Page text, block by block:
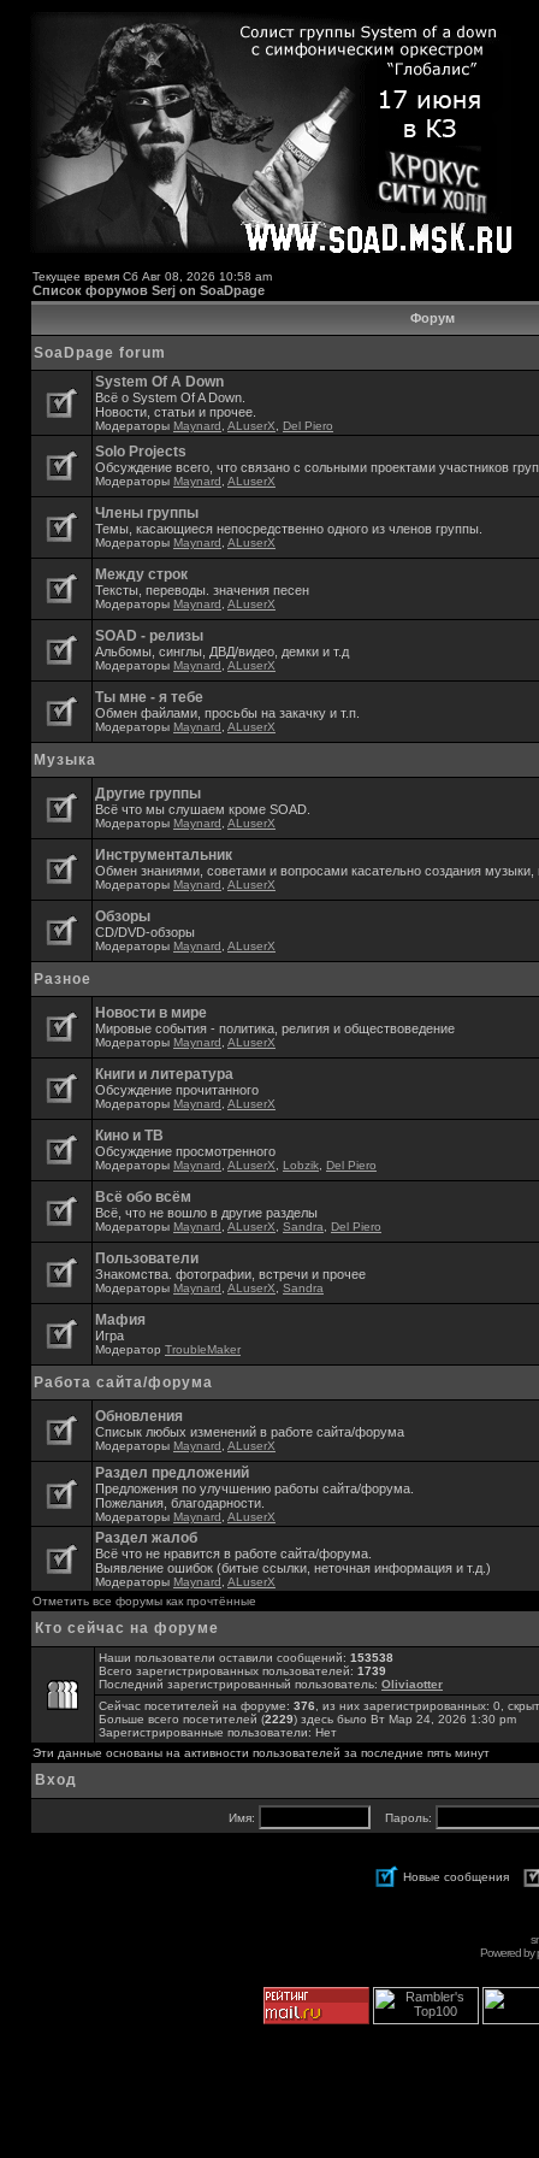
Текущее время Сб Авг 08, 2026 10:58 am
Список форумов Serj on SoaDpage
Форум
SoaDpage forum
System Of A Down
Всё о System Of A Down.
Новости, статьи и прочее.
Модераторы Maynard ALuserX Del Piero
Solo Projects
Обсуждение всего, что связано с сольными проектами участников
Модераторы Maynard ALuserX
Члены группы
Темы, касающиеся непосредственно одного из членов группы.
Модераторы Maynard ALuserX
Между строк
Тексты, переводы. значения песен
Модераторы Maynard ALuserX
SOAD - релизы
Альбомы, синглы, ДВД/видео, демки и т.д
Модераторы Maynard ALuserX
Ты мне - я тебе
Обмен файлами, просьбы на закачку и т.п.
Модераторы Maynard ALuserX
Музыка
Другие группы
Всё что мы слушаем кроме SOAD.
Модераторы Maynard ALuserX
Инструментальник
Обмен знаниями, советами и вопросами касательно создания музыки,
Модераторы Maynard ALuserX
Обзоры
CD/DVD-обзоры
Модераторы Maynard ALuserX
Разное
Новости в мире
Мировые события - политика, религия и обществоведение
Модераторы Maynard ALuserX
Книги и литература
Обсуждение прочитанного
Модераторы Maynard ALuserX
Кино и ТВ
Обсуждение просмотренного
Модераторы Maynard ALuserX Lobzik Del Piero
Всё обо всём
Всё, что не вошло в другие разделы
Модераторы Maynard ALuserX Sandra Del Piero
Пользователи
Знакомства. фотографии, встречи и прочее
Модераторы Maynard ALuserX Sandra
Мафия
Игра
Модератор TroubleMaker
Работа сайта/форума
Обновления
Списык любых изменений в работе сайта/форума
Модераторы Maynard ALuserX
Раздел предложений
Предложения по улучшению работы сайта/форума.
Пожелания, благодарности.
Модераторы Maynard ALuserX
Раздел жалоб
Всё что не нравится в работе сайта/форума.
Выявление ошибок (битые ссылки, неточная информация и т.д.)
Модераторы Maynard ALuserX
Отметить все форумы как прочтённые
Кто сейчас на форуме
Наши пользователи оставили сообщений: 153538
Всего зарегистрированных пользователей: 1739
Последний зарегистрированный пользователь: Oliviaotter
Сейчас посетителей на форуме: 376 , из них зарегистрированных: 0,
Больше всего посетителей (2229) здесь было Вт Мар 24, 2026 1:30 pm
Зарегистрированные пользователи: Нет
Эти данные основаны на активности пользователей за последние пять минут
Вход
Имя: Пароль:
Новые сообщения
Powered by